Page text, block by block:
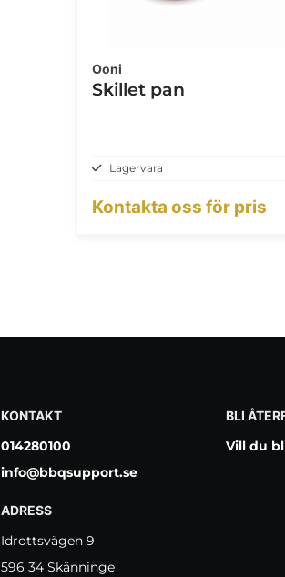
Ooni
Skillet pan
Lagervara
Kontakta oss för pris
KONTAKT
014280100
info@bbqsupport.se
ADRESS
Idrottsvägen 9
596 34 Skänninge
BLI
Vill du